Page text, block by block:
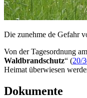
Die zunehme de Gefahr
Von der Tagesordnung am
Waldbrandschutz“ (20/
Heimat überwiesen
Dokumente